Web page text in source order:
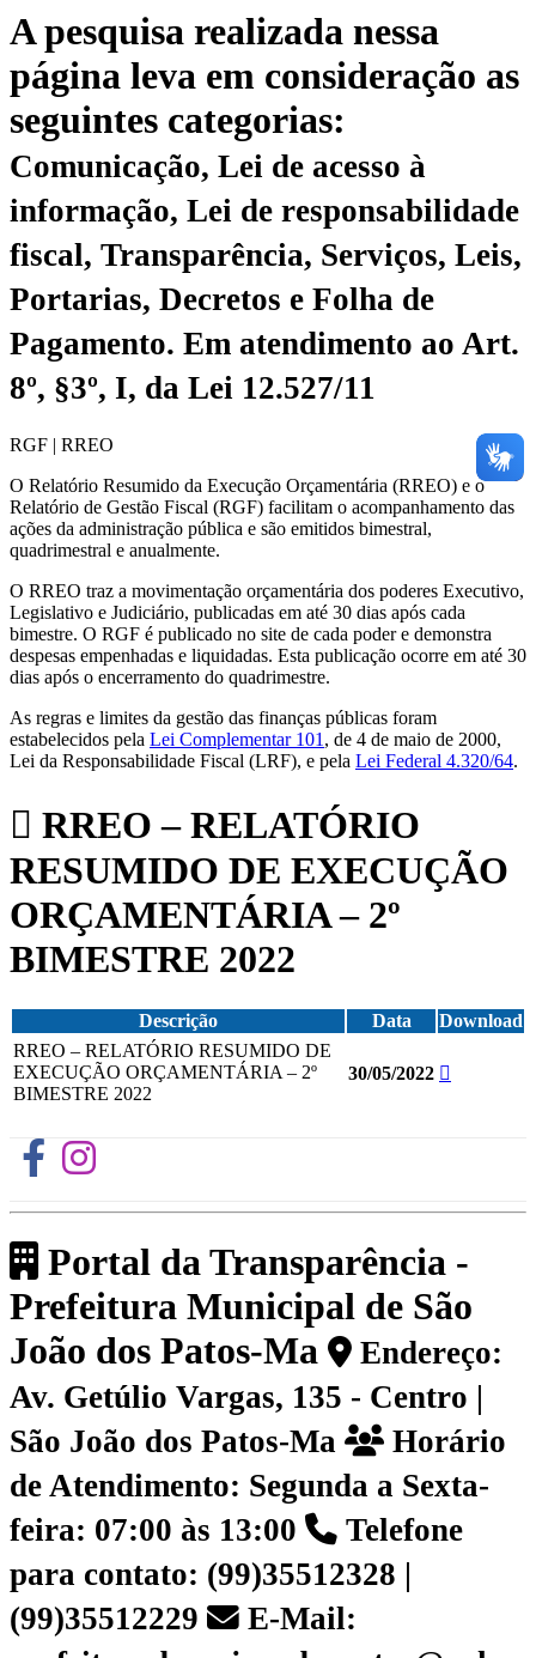
A pesquisa realizada nessa
página leva em consideração as
seguintes categorias:
Comunicação, Lei de acesso à
informação, Lei de responsabilidade
fiscal, Transparência, Serviços, Leis,
Portarias, Decretos e Folha de
Pagamento. Em atendimento ao Art.
8º, §3º, I, da Lei 12.527/11
RGF | RREO
O Relatório Resumido da Execução Orçamentária (RREO) e o
Relatório de Gestão Fiscal (RGF) facilitam o acompanhamento das
ações da administração pública e são emitidos bimestral,
quadrimestral e anualmente.
O RREO traz a movimentação orçamentária dos poderes Executivo,
Legislativo e Judiciário, publicadas em até 30 dias após cada
bimestre. O RGF é publicado no site de cada poder e demonstra
despesas empenhadas e liquidadas. Esta publicação ocorre em até 30
dias após o encerramento do quadrimestre.
As regras e limites da gestão das finanças públicas foram
estabelecidos pela Lei Complementar 101 , de 4 de maio de 2000,
Lei da Responsabilidade Fiscal (LRF), e pela Lei Federal 4.320/64.
RREO – RELATÓRIO
RESUMIDO DE EXECUÇÃO
ORÇAMENTÁRIA – 2º
BIMESTRE 2022
Descrição Data
Download
RREO – RELATÓRIO RESUMIDO DE
EXECUÇÃO ORÇAMENTÁRIA – 2º
BIMESTRE 2022
30/05/2022
Portal da Transparência -
Prefeitura Municipal de São
João dos Patos-Ma
Endereço:
Av. Getúlio Vargas, 135 - Centro |
São João dos Patos-Ma
Horário
de Atendimento: Segunda a Sexta-
feira: 07:00 às 13:00
Telefone
para contato: (99)35512328 |
(99)35512229
E-Mail: